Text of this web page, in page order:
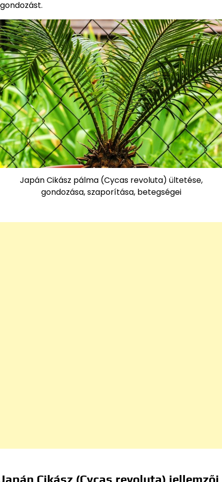
gondozást.
Japán Cikász pálma (Cycas revoluta) ültetése,
gondozása, szaporítása, betegségei
Japán Cikász (Cycas revoluta) jellemzői